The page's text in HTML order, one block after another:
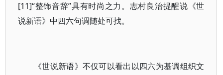
[11]“整饰音辞”具有时尚之力。志村良治提醒说《世
说新语》中四六句调随处可找。
《世说新语》不仅可以看出以四六为基调组织文